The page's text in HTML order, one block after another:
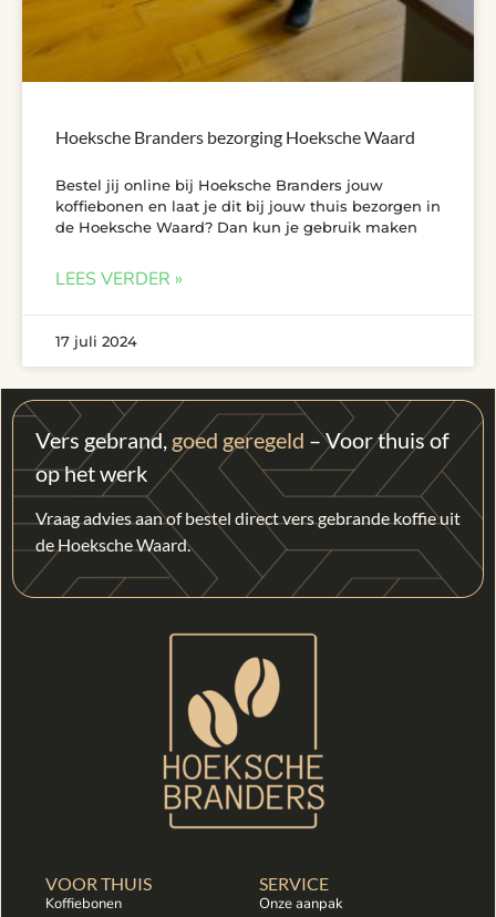
Hoeksche Branders bezorging Hoeksche Waard
Bestel jij online bij Hoeksche Branders jouw
koffiebonen en laat je dit bij jouw thuis bezorgen in
de Hoeksche Waard? Dan kun je gebruik maken
LEES VERDER »
17 juli 2024
Vers gebrand, goed geregeld – Voor thuis of
op het werk
Vraag advies aan of bestel direct vers gebrande koffie uit
de Hoeksche Waard.
VOOR THUIS
Koffiebonen
SERVICE
Onze aanpak